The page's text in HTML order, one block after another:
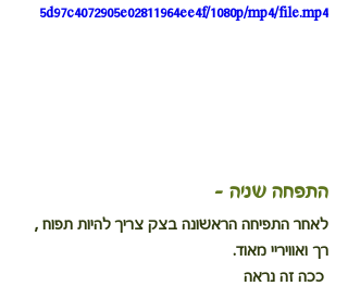
5d97c4072905e02811964ee4f/1080p/mp4/file.mp4
התפחה שניה -
לאחר התפיחה הראשונה בצק צריך להיות תפוח ,
רך ואוויריי מאוד.